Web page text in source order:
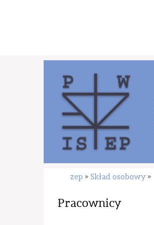
zep » Skład osobowy »
Pracownicy